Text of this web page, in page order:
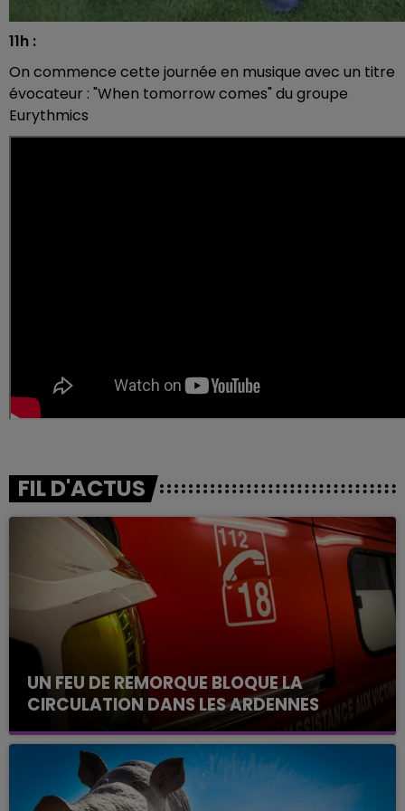
11h :
On commence cette journée en musique avec un titre
évocateur : "When tomorrow comes" du groupe
Eurythmics
FIL D'ACTUS
UN FEU DE REMORQUE BLOQUE LA
CIRCULATION DANS LES ARDENNES
Un feu de remorque s'est déclaré ce mercredi en
fin de matinée sur l'A34.